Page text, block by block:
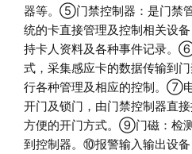
器等。⑤门禁控制器：是门禁
统的卡直接管理及控制相关设
持卡人资料及各种事件记录。
式，采集感应卡的数据传输到
行各种管理及相应的控制。⑦
开门及锁门，由门禁控制器直
方便的开门方式。⑨门磁：检
到控制器。⑩报警输入输出设